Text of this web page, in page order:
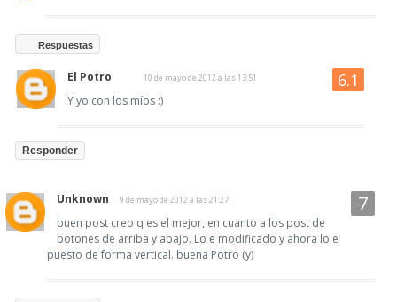
Respuestas
El Potro 10 de mayo de 2012 a las 13:51
Y yo con los míos :)
Responder
Unknown 9 de mayo de 2012 a las 21:27
buen post creo q es el mejor, en cuanto a los post de
botones de arriba y abajo. Lo e modificado y ahora lo e
puesto de forma vertical. buena Potro (y)